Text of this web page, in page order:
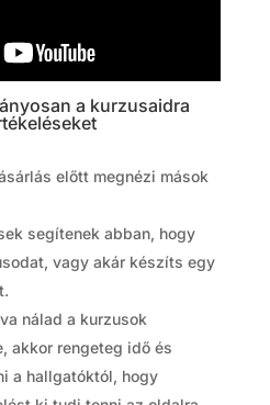
a kurzusaidra
előtt megnézi mások
segítenek abban, hogy
vagy akár készíts egy
nálad a kurzusok
akkor rengeteg idő és
a hallgatóktól, hogy